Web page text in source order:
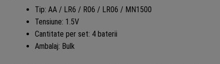
Tip: AA / LR6 / R06 / LR06 / MN1500
Tensiune: 1.5V
Cantitate per set: 4 baterii
Ambalaj: Bulk